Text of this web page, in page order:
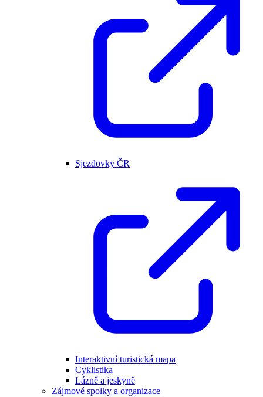
Sjezdovky ČR
Interaktivní turistická mapa
Cyklistika
Lázně a jeskyně
Zájmové spolky a organizace